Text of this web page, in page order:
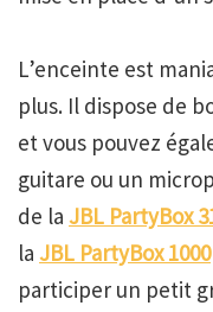
L’enceinte est
plus. Il dispose de
et vous pouvez
guitare ou un
de la JBL PartyBox
la JBL PartyBox 1000
participer un petit